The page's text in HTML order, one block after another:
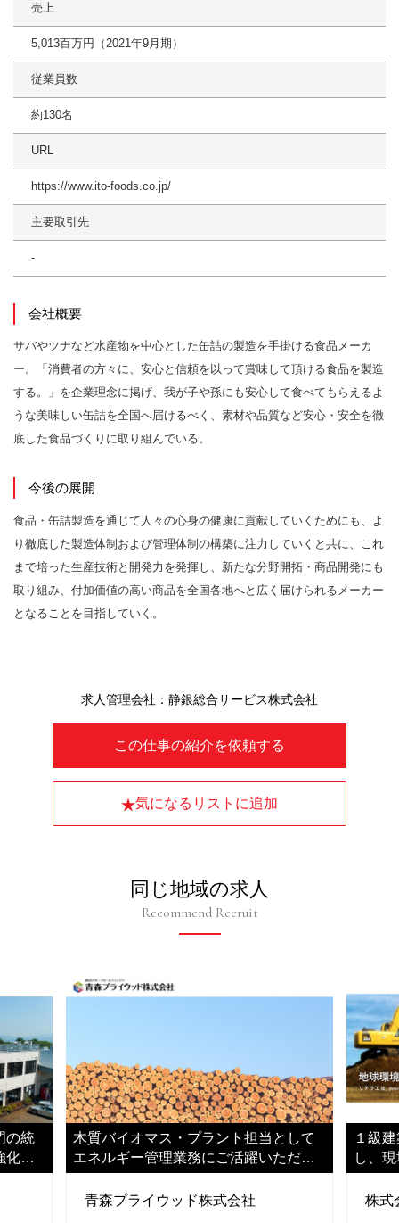
売上
5,013百万円（2021年9月期）
従業員数
約130名
URL
https://www.ito-foods.co.jp/
主要取引先
-
会社概要
サバやツナなど水産物を中心とした缶詰の製造を手掛ける食品メーカ
ー。「消費者の方々に、安心と信頼を以って賞味して頂ける食品を製造
する。」を企業理念に掲げ、我が子や孫にも安心して食べてもらえるよ
うな美味しい缶詰を全国へ届けるべく、素材や品質など安心・安全を徹
底した食品づくりに取り組んでいる。
今後の展開
食品・缶詰製造を通じて人々の心身の健康に貢献していくためにも、よ
り徹底した製造体制および管理体制の構築に注力していくと共に、これ
まで培った生産技術と開発力を発揮し、新たな分野開拓・商品開発にも
取り組み、付加価値の高い商品を全国各地へと広く届けられるメーカー
となることを目指していく。
この仕事の紹介を依頼する
気になるリストに追加
求人管理会社：静銀総合サービス株式会社
同じ地域の求人
Recommend Recruit
の統
化に
木質バイオマス・プラント担当として
エネルギー管理業務にご活躍いただき
ます
青森プライウッド株式会社
１級
し、
株式